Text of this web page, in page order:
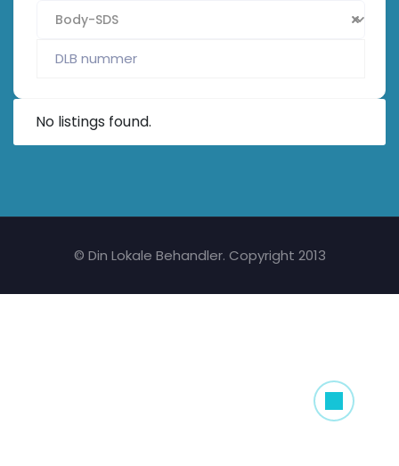
Body-SDS
No listings found.
© Din Lokale Behandler. Copyright 2013